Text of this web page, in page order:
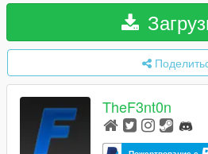
TheF3nt0n